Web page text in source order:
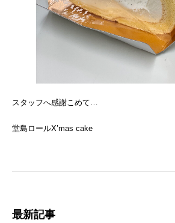
スタッフへ感謝こめて…
堂島ロールX’mas cake
最新記事